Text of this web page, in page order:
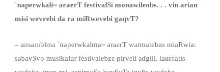
`naperwkali~ araerT festivalSi monawileobs. . . vin arian
misi wevrebi da ra miRwevebi gaqvT?
– ansamblma `naperwkalma~ araerT warmatebas miaRwia:
sabavSvo musikalur festivalebze pirveli adgili, laureatis